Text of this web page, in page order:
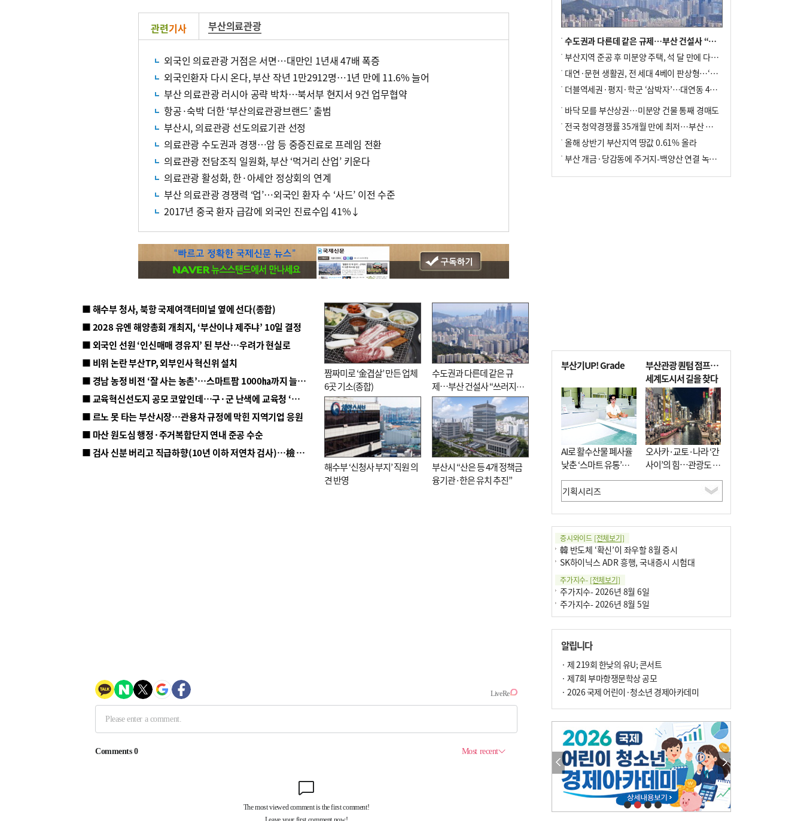
관련기사 부산의료관광
외국인 의료관광 거점은 서면…대만인 1년새 47배 폭증
외국인환자 다시 온다, 부산 작년 1만2912명…1년 만에 11.6% 늘어
부산 의료관광 러시아 공략 박차…북서부 현지서 9건 업무협약
항공·숙박 더한 ‘부산의료관광브랜드’ 출범
부산시, 의료관광 선도의료기관 선정
의료관광 수도권과 경쟁…암 등 중증진료로 프레임 전환
의료관광 전담조직 일원화, 부산 ‘먹거리 산업’ 키운다
의료관광 활성화, 한·아세안 정상회의 연계
부산 의료관광 경쟁력 ‘업’…외국인 환자 수 ‘사드’ 이전 수준
2017년 중국 환자 급감에 외국인 진료수입 41%↓
■ 해수부 청사, 북항 국제여객터미널 옆에 선다(종합)
■ 2028 유엔 해양총회 개최지, ‘부산이냐 제주냐’ 10일 결정
■ 외국인 선원 ‘인신매매 경유지’ 된 부산…우려가 현실로
■ 비위 논란 부산TP, 외부인사 혁신위 설치
■ 경남 농정 비전 ‘잘 사는 농촌’…스마트팜 1000㏊까지 늘린다
■ 교육혁신선도지 공모 코앞인데…구·군 난색에 교육청 ‘쩔쩔’
■ 르노 못 타는 부산시장…관용차 규정에 막힌 지역기업 응원
■ 마산 원도심 행정·주거복합단지 연내 준공 수순
■ 검사 신분 버리고 직급하향(10년 이하 저연차 검사)…檢 중수청행 기피
짬짜미로 ‘金겹살’ 만든 업체
6곳 기소(종합)
수도권과 다른데 같은 규
제…부산 건설사 “쓰러지기
직전”
해수부 ‘신청사 부지’ 직원 의
견 반영
부산시 “산은 등 4개 정책금
융기관·한은 유치 추진”
수도권과 다른데 같은 규제…부산 건설사 “쓰러지기 직전”
부산지역 준공 후 미분양 주택, 석 달 만에 다시 3000가구 넘어서
대연·문현 생활권, 전 세대 4베이 판상형…‘더샵 트리센트’ 내달 분양
더블역세권·평지·학군 ‘삼박자’…대연동 42층 브랜드 단지
바닥 모를 부산상권…미분양 건물 통째 경매도
전국 청약경쟁률 35개월 만에 최저…부산 미분양 ‘적체’ 심화
올해 상반기 부산지역 땅값 0.61% 올라
부산 개금·당감동에 주거지-백양산 연결 녹지 조성
부산기UP! Grade
AI로 활수산물 폐사율
낮춘 ‘스마트 유통’…
사막·산악지대 수출
도전
부산관광 퀀텀 점프…
세계도시서 길을 찾다
오사카·교토·나라 ‘간
사이’의 힘…관광도 뭉
쳐야 흥한다
증시와이드 [전체보기]
韓 반도체 ‘확신’이 좌우할 8월 증시
SK하이닉스 ADR 흥행, 국내증시 시험대
주가지수- [전체보기]
주가지수- 2026년 8월 6일
주가지수- 2026년 8월 5일
알립니다
· 제 219회 한낮의 유U; 콘서트
· 제7회 부마항쟁문학상 공모
· 2026 국제 어린이·청소년 경제아카데미